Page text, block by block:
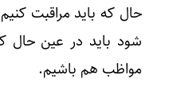
حال که باید مراقبت
شود باید در عین
مواظب هم باشیم.